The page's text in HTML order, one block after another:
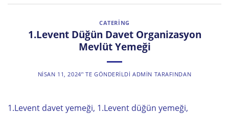
CATERING
1.Levent Düğün Davet Organizasyon
Mevlüt Yemeği
NISAN 11, 2024’' TE GÖNDERILDI ADMIN TARAFINDAN
1.Levent davet yemeği, 1.Levent düğün yemeği,